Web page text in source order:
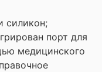
силикон;
порт для
медицинского